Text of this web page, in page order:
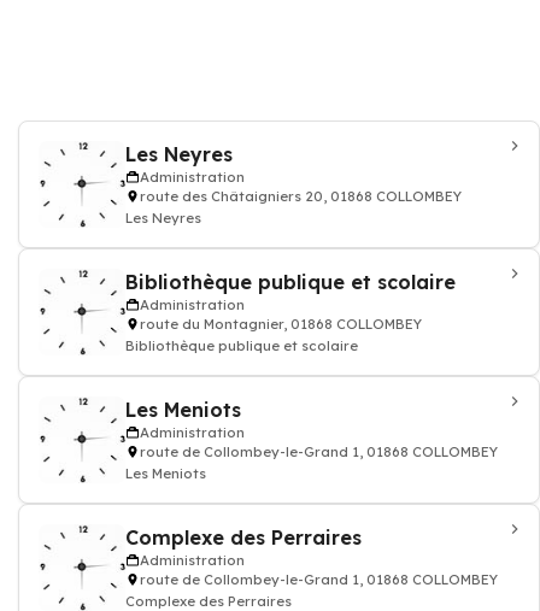
Les Neyres
Administration
route des Châtaigniers 20, 01868 COLLOMBEY
Les Neyres
Bibliothèque publique et scolaire
Administration
route du Montagnier, 01868 COLLOMBEY
Bibliothèque publique et scolaire
Les Meniots
Administration
route de Collombey-le-Grand 1, 01868 COLLOMBEY
Les Meniots
Complexe des Perraires
Administration
route de Collombey-le-Grand 1, 01868 COLLOMBEY
Complexe des Perraires